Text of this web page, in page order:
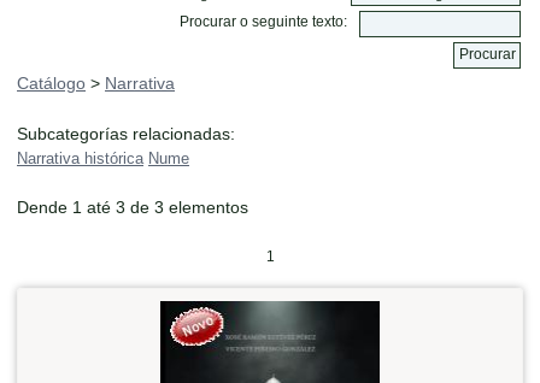
Procurar o seguinte texto:
Catálogo > Narrativa
Subcategorías relacionadas:
Narrativa histórica Nume
Dende 1 até 3 de 3 elementos
1